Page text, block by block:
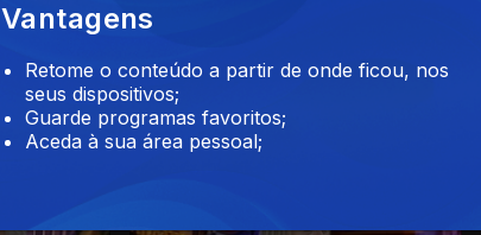
08 mai. 2015
Vantagens
Retome o conteúdo a partir de onde ficou, nos
seus dispositivos;
Guarde programas favoritos;
Aceda à sua área pessoal;